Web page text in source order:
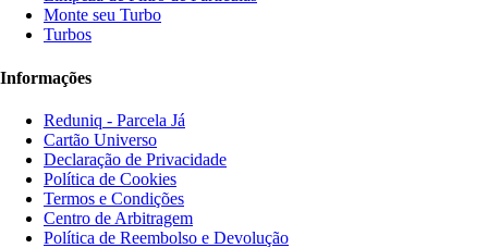
Monte seu Turbo
Turbos
Informações
Reduniq - Parcela Já
Cartão Universo
Declaração de Privacidade
Política de Cookies
Termos e Condições
Centro de Arbitragem
Política de Reembolso e Devolução